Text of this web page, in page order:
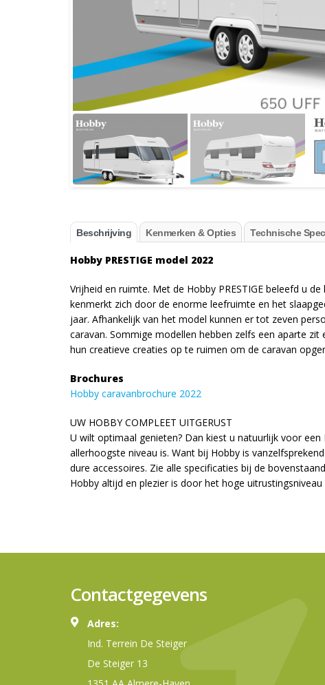
Beschrijving Kenmerken & Opties Technische
Hobby PRESTIGE model 2022
Vrijheid en ruimte. Met de Hobby PRESTIGE beleefd u
kenmerkt zich door de enorme leefruimte en het
jaar. Afhankelijk van het model kunnen er tot zeven
caravan. Sommige modellen hebben zelfs een aparte
hun creatieve creaties op te ruimen om de caravan
Brochures
Hobby caravanbrochure 2022
UW HOBBY COMPLEET UITGERUST
U wilt optimaal genieten? Dan kiest u natuurlijk voor
allerhoogste niveau is. Want bij Hobby is
dure accessoires. Zie alle specificaties bij de
Hobby altijd en plezier is door het hoge
Contactgegevens
Adres:
Ind. Terrein De Steiger
De Steiger 13